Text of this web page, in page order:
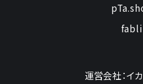
fabli
運営会社：イ